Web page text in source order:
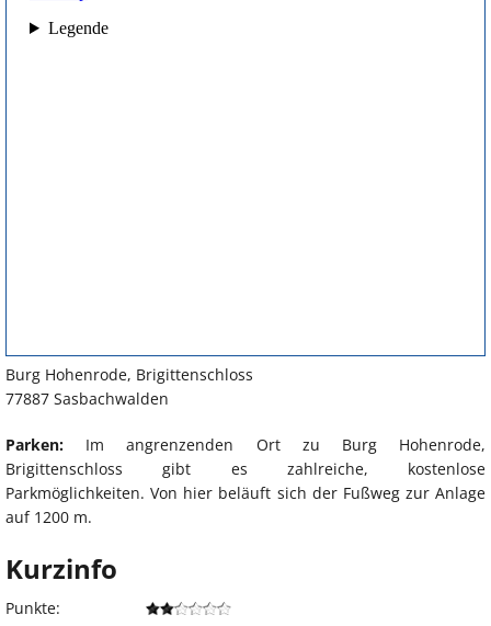
Burg Hohenrode, Brigittenschloss
77887 Sasbachwalden
Parken: Im angrenzenden Ort zu Burg Hohenrode,
Brigittenschloss gibt es zahlreiche, kostenlose
Parkmöglichkeiten. Von hier beläuft sich der Fußweg zur Anlage
auf 1200 m.
Kurzinfo
Punkte: